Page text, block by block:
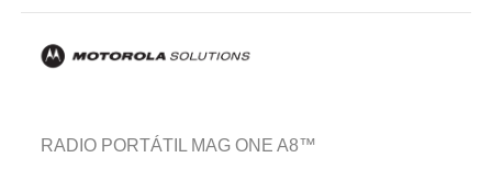
RADIO PORTÁTIL MAG ONE A8™